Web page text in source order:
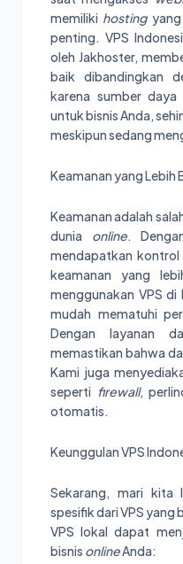
memiliki hostingyang
penting. VPS
oleh Jakhoster,
baik dibandingkan
karena sumber daya
untuk bisnis Anda,
meskipun sedang
Keamanan yang Lebih
Keamanan adalah
dunia online.
mendapatkan
keamanan yang
menggunakan VPS
mudah mematuhi
Dengan layanan
memastikan bahwa
Kami juga
seperti firewall,
otomatis.
Keunggulan VPS
Sekarang, mari kita
spesifik dari VPS yang
VPS lokal dapat
bisnis onlineAnda: